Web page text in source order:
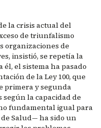
la crisis actual del
de triunfalismo
organizaciones de
insistió, se repetía la
él, el sistema ha pasado
de la Ley 100, que
primera y segunda
la capacidad de
fundamental igual para
Salud— ha sido un